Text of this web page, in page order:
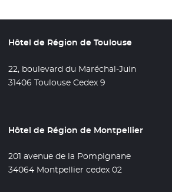
Hôtel de Région de Toulouse
22, boulevard du Maréchal-Juin
31406 Toulouse Cedex 9
Hôtel de Région de Montpellier
201 avenue de la Pompignane
34064 Montpellier cedex 02